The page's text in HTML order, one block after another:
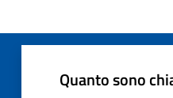
Quanto sono